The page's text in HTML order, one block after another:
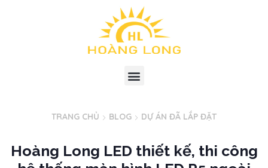
TRANG CHỦ BLOG DỰ ÁN ĐÃ LẮP ĐẶT
Hoàng Long LED thiết kế, thi công